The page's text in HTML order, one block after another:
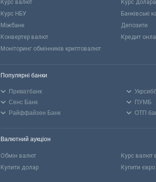
Курс валют Курс долара
Курс НБУ
Банківські
Міжбанк
Депозити
Конвертер валют
Кредит
Моніторинг обмінників криптовалют
Популярні банки
Приватбанк
Сенс Банк
ПУМБ
Райффайзен Банк
ОТП
Валютний аукціон
Обмін валют Курс валют
Купити долар
Купити євро